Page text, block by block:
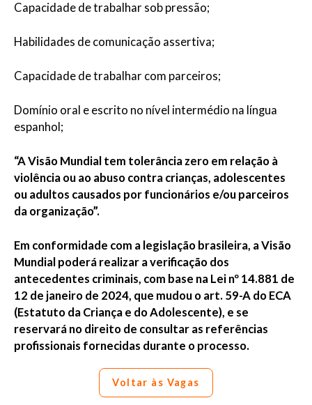
Capacidade de trabalhar sob pressão;
Habilidades de comunicação assertiva;
Capacidade de trabalhar com parceiros;
Domínio oral e escrito no nível intermédio na língua
espanhol;
“A Visão Mundial tem tolerância zero em relação à
violência ou ao abuso contra crianças, adolescentes
ou adultos causados por funcionários e/ou parceiros
da organização”.
Em conformidade com a legislação brasileira, a Visão
Mundial poderá realizar a verificação dos
antecedentes criminais, com base na Lei nº 14.881 de
12 de janeiro de 2024, que mudou o art. 59-A do ECA
(Estatuto da Criança e do Adolescente), e se
reservará no direito de consultar as referências
profissionais fornecidas durante o processo.
Voltar às Vagas